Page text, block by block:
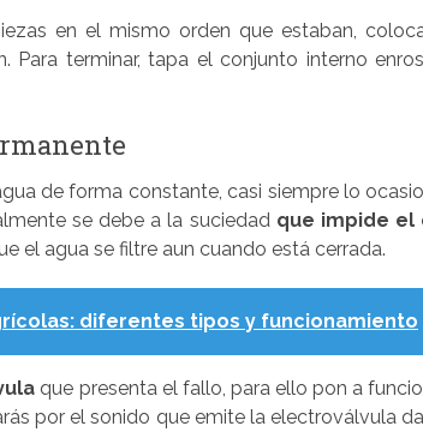
en el mismo orden que estaban,
Para terminar, tapa el conjunto interno
de forma constante, casi siempre lo
se debe a la suciedad que impide
el agua se filtre aun cuando está cerrada.
diferentes tipos y funcionamiento
que presenta el fallo, para ello pon a
por el sonido que emite la electroválvula